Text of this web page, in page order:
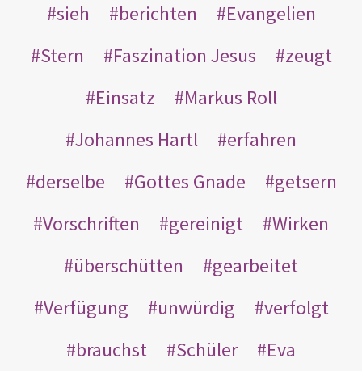
sieh
berichten
Evangelien
Stern
Faszination Jesus
zeugt
Einsatz
Markus Roll
Johannes Hartl
erfahren
derselbe
Gottes Gnade
getsern
Vorschriften
gereinigt
Wirken
überschütten
gearbeitet
Verfügung
unwürdig
verfolgt
brauchst
Schüler
Eva